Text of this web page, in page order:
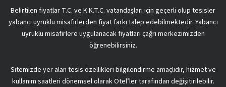
Belirtilen fiyatlar T.C. ve K.K.T.C. vatandaşları için geçerli olup tesisler
yabancı uyruklu misafirlerden fiyat farkı talep edebilmektedir. Yabancı
uyruklu misafirlere uygulanacak fiyatları çağrı merkezimizden
öğrenebilirsiniz.
Sitemizde yer alan tesis özellikleri bilgilendirme amaçlıdır, hizmet ve
kullanım saatleri dönemsel olarak Otel’ler tarafından değişitirilebilir.